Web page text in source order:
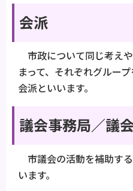
会派
市政について同じ考え
まって、それぞれグルー
会派といいます。
議会事務局／議
市議会の活動を補助す
います。